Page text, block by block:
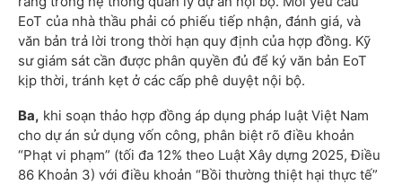
EoT của nhà thầu phải có phiếu tiếp nhận, đánh giá, và
văn bản trả lời trong thời hạn quy định của hợp đồng. Kỹ
sư giám sát cần được phân quyền đủ để ký văn bản EoT
kịp thời, tránh kẹt ở các cấp phê duyệt nội bộ.
Ba, khi soạn thảo hợp đồng áp dụng pháp luật Việt Nam
cho dự án sử dụng vốn công, phân biệt rõ điều khoản
“Phạt vi phạm” (tối đa 12% theo Luật Xây dựng 2025, Điều
86 Khoản 3) với điều khoản “Bồi thường thiệt hại thực tế”